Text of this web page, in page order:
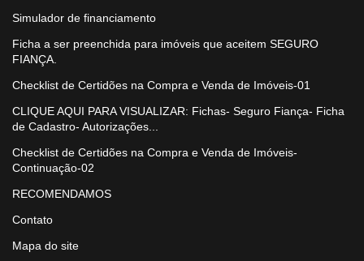
Simulador de financiamento
Ficha a ser preenchida para imóveis que aceitem SEGURO
FIANÇA.
Checklist de Certidões na Compra e Venda de Imóveis-01
CLIQUE AQUI PARA VISUALIZAR: Fichas- Seguro Fiança- Ficha
de Cadastro- Autorizações...
Checklist de Certidões na Compra e Venda de Imóveis-
Continuação-02
RECOMENDAMOS
Contato
Mapa do site